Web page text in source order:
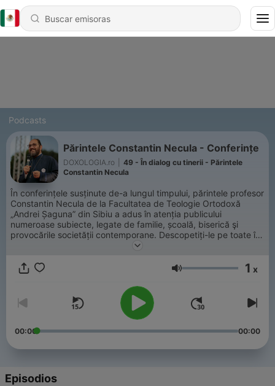
Podcasts
Părintele Constantin Necula - Conferințe
DOXOLOGIA.ro
49 - În dialog cu tinerii - Părintele
Constantin Necula
În conferințele susținute de-a lungul timpului, părintele profesor
Constantin Necula de la Facultatea de Teologie Ortodoxă
„Andrei Șaguna” din Sibiu a adus în atenția publicului
numeroase subiecte, legate de familie, școală, biserică şi
provocările societății contemporane. Descopetiți-le pe toate în
noul nostru playlist de Spotify, apoi dați-le de veste și
Volumen 1 x
00:00 00:00
Episodios